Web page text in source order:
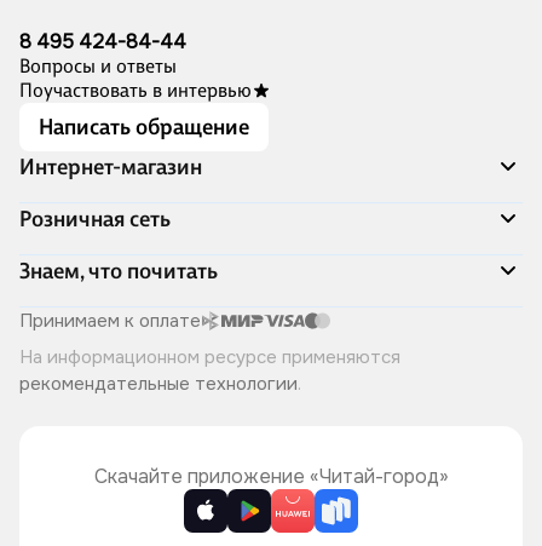
8 495 424-84-44
Вопросы и ответы
Поучаствовать в интервью
Написать обращение
Интернет-магазин
Акции
Доставка и оплата
Программа лояльности
Подарочные сертификаты
Правила продажи
Политика конфиденциальности
Розничная сеть
Адреса магазинов
Книжный Дозор
О компании
Читай-город для бизнеса
Хотите у нас работать?
Знаем, что почитать
Скоро в продаже
Лучшие из лучших
Читай-журнал
Принимаем к оплате
На информационном ресурсе применяются
рекомендательные технологии.
Скачайте приложение «Читай-город»